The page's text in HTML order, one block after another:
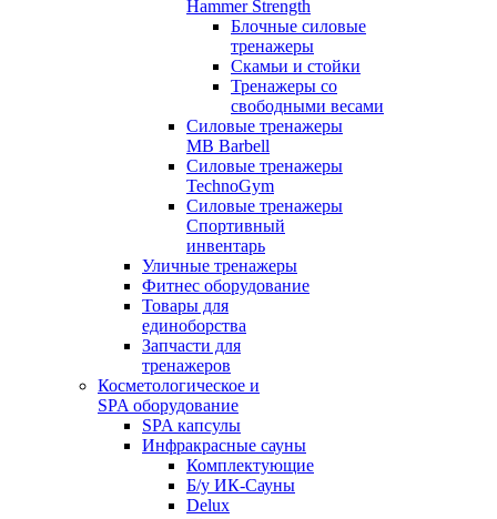
Hammer Strength
Блочные силовые
тренажеры
Скамьи и стойки
Тренажеры со
свободными весами
Силовые тренажеры
MB Barbell
Силовые тренажеры
TechnoGym
Силовые тренажеры
Спортивный
инвентарь
Уличные тренажеры
Фитнес оборудование
Товары для
единоборства
Запчасти для
тренажеров
Косметологическое и
SPA оборудование
SPA капсулы
Инфракрасные сауны
Комплектующие
Б/у ИК-Сауны
Delux